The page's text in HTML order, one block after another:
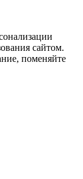
сайтом.
поменяйте